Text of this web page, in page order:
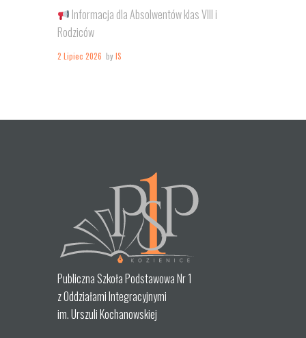
Informacja dla Absolwentów klas VIII i
Rodziców
2 Lipiec 2026 byIS
Publiczna Szkoła Podstawowa Nr 1
z Oddziałami Integracyjnymi
im. Urszuli Kochanowskiej